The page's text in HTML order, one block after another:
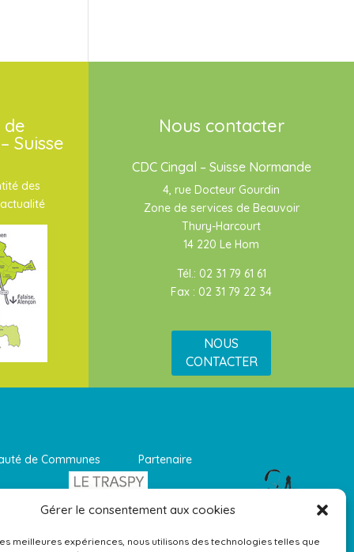
Gérer le consentement aux cookies
meilleures expériences, nous utilisons des technologies telles que
Suisse
des
Nous contacter
CDC Cingal – Suisse Normande
4, rue Docteur Gourdin
Zone de services de Beauvoir
Thury-Harcourt
14 220 Le Hom
Tél.: 02 31 79 61 61
Fax : 02 31 79 22 34
NOUS
CONTACTER
de Communes Partenaire